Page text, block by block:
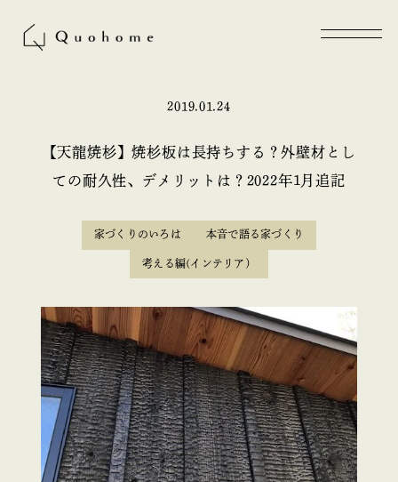
2019.01.24
【天龍焼杉】焼杉板は長持ちする？外壁材とし
ての耐久性、デメリットは？2022年1月追記
家づくりのいろは 本音で語る家づくり
考える編(インテリア）